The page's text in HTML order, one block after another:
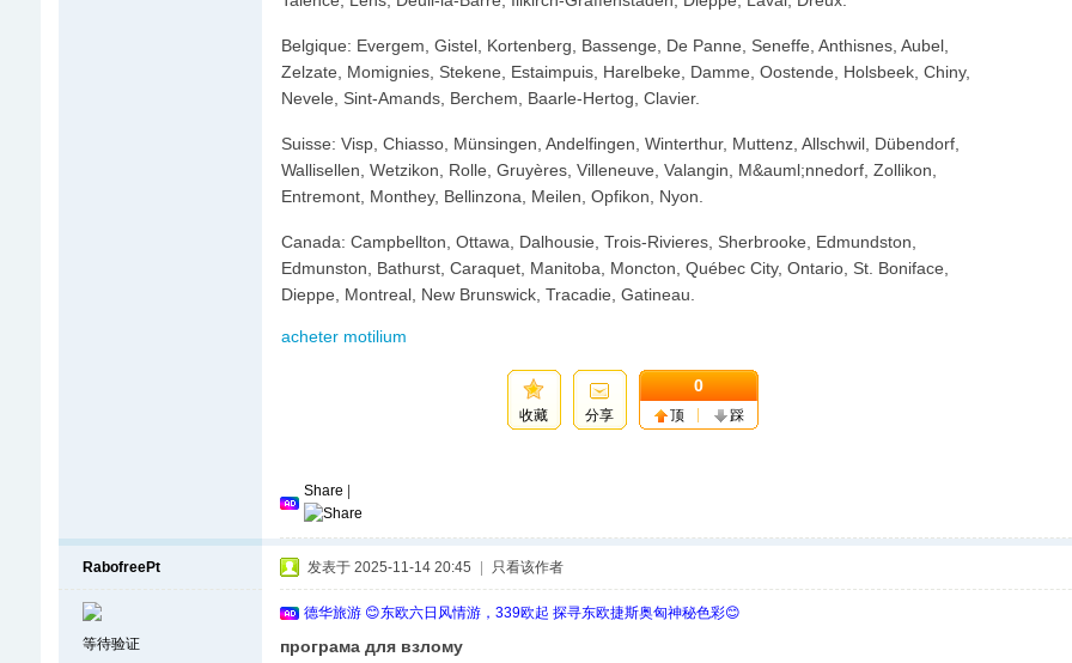
Belgique: Evergem, Gistel, Kortenberg, Bassenge, De Panne, Seneffe, Anthisnes, Aubel,
Zelzate, Momignies, Stekene, Estaimpuis, Harelbeke, Damme, Oostende, Holsbeek, Chiny,
Nevele, Sint-Amands, Berchem, Baarle-Hertog, Clavier.
Suisse: Visp, Chiasso, Münsingen, Andelfingen, Winterthur, Muttenz, Allschwil, Dübendorf,
Wallisellen, Wetzikon, Rolle, Gruyères, Villeneuve, Valangin, M&auml;nnedorf, Zollikon,
Entremont, Monthey, Bellinzona, Meilen, Opfikon, Nyon.
Canada: Campbellton, Ottawa, Dalhousie, Trois-Rivieres, Sherbrooke, Edmundston,
Edmunston, Bathurst, Caraquet, Manitoba, Moncton, Québec City, Ontario, St. Boniface,
Dieppe, Montreal, New Brunswick, Tracadie, Gatineau.
acheter motilium
收藏 分享
0
顶 踩
Share
RabofreePt
等待验证
发表于 2025-11-14 20:45 只看该作者
德华旅游 😊东欧六日风情游，339欧起 探寻东欧捷斯奥匈神秘色彩😊
програма для взлому